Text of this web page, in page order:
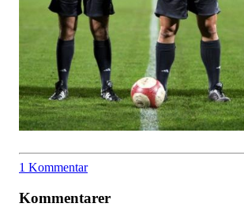
1 Kommentar
Kommentarer